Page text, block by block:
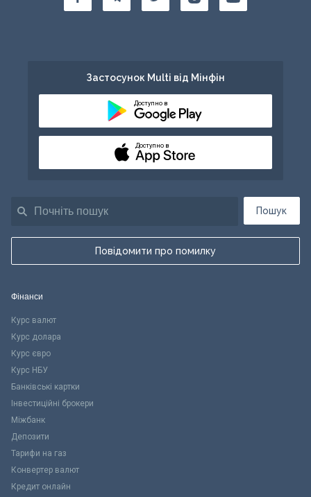
Пошук
Повідомити про помилку
Застосунок Multi від Мінфін
Доступно в
Доступно в
Фінанси
Курс валют
Курс долара
Курс євро
Курс НБУ
Банківські картки
Інвестиційні брокери
Міжбанк
Депозити
Тарифи на газ
Конвертер валют
Кредит онлайн